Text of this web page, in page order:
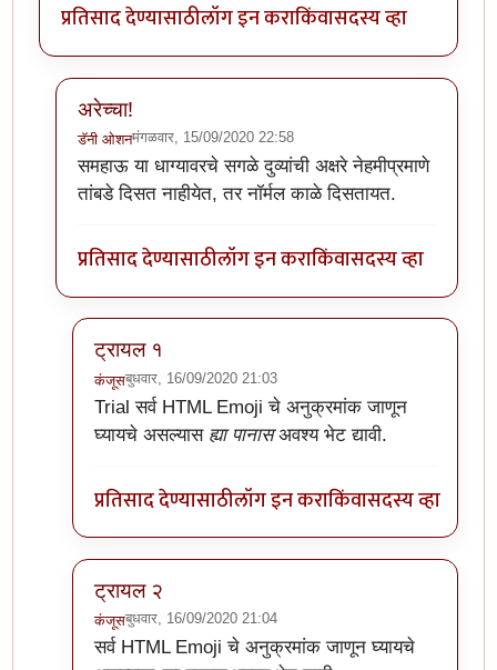
प्रतिसाद देण्यासाठीलॉग इन कराकिंवासदस्य व्हा
अरेच्चा!
डॅनी ओशनमंगळवार, 15/09/2020 22:58
In reply toअर्रे व्वा ! byडॅनी ओशन
समहाऊ या धाग्यावरचे सगळे दुव्यांची अक्षरे नेहमीप्रमाणे
तांबडे दिसत नाहीयेत, तर नॉर्मल काळे दिसतायत.
प्रतिसाद देण्यासाठीलॉग इन कराकिंवासदस्य व्हा
ट्रायल १
कंजूसबुधवार, 16/09/2020 21:03
In reply toअरेच्चा!by डॅनी ओशन
Trialसर्व HTML Emoji चे अनुक्रमांक जाणून
घ्यायचे असल्यास ह्या पानासअवश्य भेट द्यावी.
प्रतिसाद देण्यासाठीलॉग इन कराकिंवासदस्य व्हा
ट्रायल २
कंजूसबुधवार, 16/09/2020 21:04
In reply toअरेच्चा!byडॅनी ओशन
सर्व HTML Emoji चे अनुक्रमांक जाणून घ्यायचे